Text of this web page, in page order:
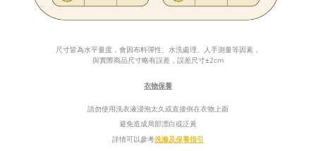
尺寸皆為水平量度，會因布料彈性、水洗處理、人手測量等因素，
與實際商品尺寸略有誤差，誤差尺寸±2cm
衣物保養
請勿使用洗衣液浸泡太久或直接倒在衣物上面
避免造成局部漂白或泛黃
詳情可以參考洗滌及保養指引